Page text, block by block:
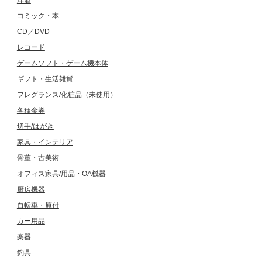
コミック・本
CD／DVD
レコード
ゲームソフト・ゲーム機本体
ギフト・生活雑貨
フレグランス/化粧品（未使用）
各種金券
切手/はがき
家具・インテリア
骨董・古美術
オフィス家具/用品・OA機器
厨房機器
自転車・原付
カー用品
楽器
釣具